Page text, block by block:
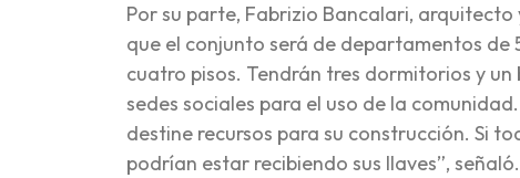
Por su parte, Fabrizio Bancalari,
que el conjunto será de departamentos de
cuatro pisos. Tendrán tres dormitorios y
sedes sociales para el uso de la
destine recursos para su construcción. Si
podrían estar recibiendo sus llaves”, señaló.